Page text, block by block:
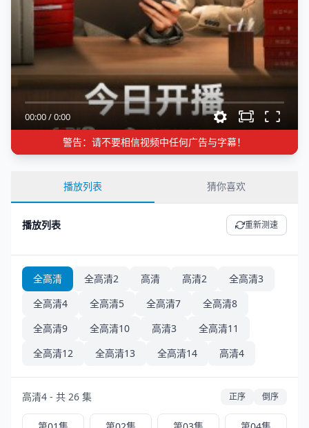
00:00/0:00
警告：请不要相信视频中任何广告与字幕！
播放列表 猜你喜欢
播放列表 重新测速
全高清 全高清2 高清 高清2
全高清3
全高清4
全高清5 全高清7
全高清8
全高清9
全高清10 高清3
全高清11
全高清12
全高清13 全高清14 高清4
高清4 - 共 26 集 正序 倒序